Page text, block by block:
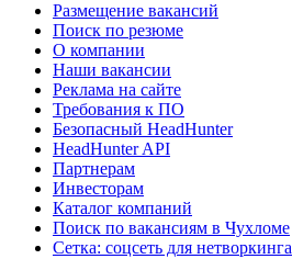
Размещение вакансий
Поиск по резюме
О компании
Наши вакансии
Реклама на сайте
Требования к ПО
Безопасный HeadHunter
HeadHunter API
Партнерам
Инвесторам
Каталог компаний
Поиск по вакансиям в Чухломе
Сетка: соцсеть для нетворкинга